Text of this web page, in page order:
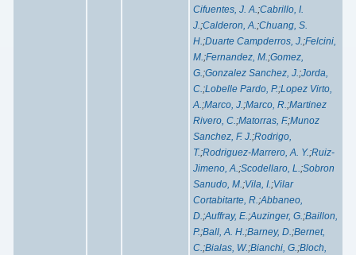
Cifuentes, J. A.;Cabrillo, I.
J.;Calderon, A.;Chuang, S.
H.;Duarte Campderros, J.;Felcini,
M.;Fernandez, M.;Gomez,
G.;Gonzalez Sanchez, J.;Jorda,
C.;Lobelle Pardo, P.;Lopez Virto,
A.;Marco, J.;Marco, R.;Martinez
Rivero, C.;Matorras, F.;Munoz
Sanchez, F. J.;Rodrigo,
T.;Rodriguez-Marrero, A. Y.;Ruiz-
Jimeno, A.;Scodellaro, L.;Sobron
Sanudo, M.;Vila, I.;Vilar
Cortabitarte, R.;Abbaneo,
D.;Auffray, E.;Auzinger, G.;Baillon,
P.;Ball, A. H.;Barney, D.;Bernet,
C.;Bialas, W.;Bianchi, G.;Bloch,